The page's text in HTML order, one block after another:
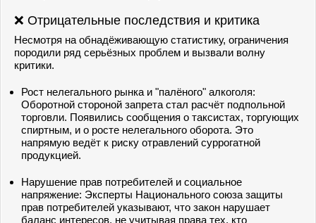
❌ Отрицательные последствия и критика
Несмотря на обнадёживающую статистику, ограничения
породили ряд серьёзных проблем и вызвали волну
критики.
Рост нелегального рынка и "палёного" алкоголя:
Оборотной стороной запрета стал расчёт подпольной
торговли. Появились сообщения о таксистах, торгующих
спиртным, и о росте нелегального оборота. Это
напрямую ведёт к риску отравлений суррогатной
продукцией.
Нарушение прав потребителей и социальное
напряжение: Эксперты Национального союза защиты
прав потребителей указывают, что закон нарушает
баланс интересов, не учитывая права тех, кто